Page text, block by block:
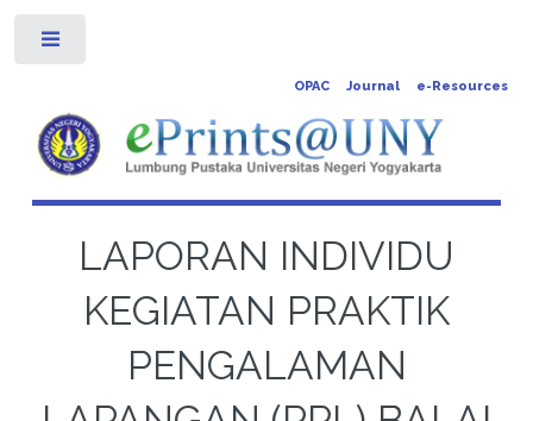
OPAC Journal e-Resources
LAPORAN INDIVIDU
KEGIATAN PRAKTIK
PENGALAMAN